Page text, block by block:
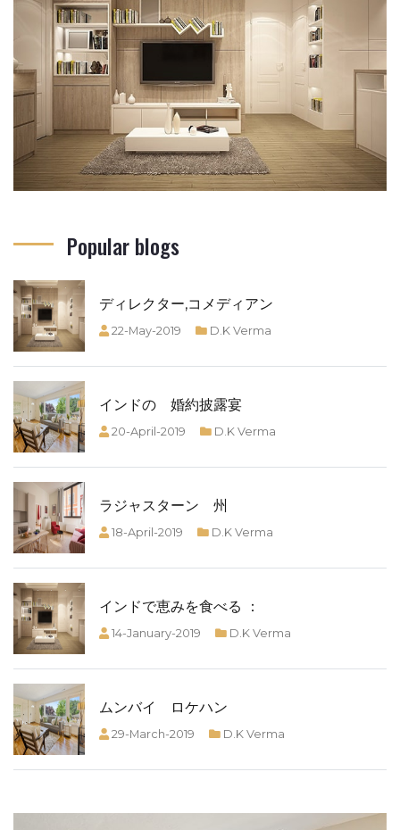
Popular blogs
ディレクター,コメディアン
22-May-2019 D.K Verma
インドの 婚約披露宴
20-April-2019 D.K Verma
ラジャスターン 州
18-April-2019 D.K Verma
インドで恵みを食べる ：
14-January-2019 D.K Verma
ムンバイ ロケハン
29-March-2019 D.K Verma